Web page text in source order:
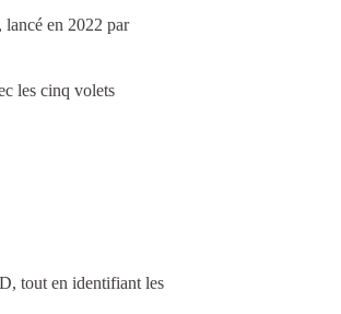
en 2022 par
les cinq volets
tout en identifiant les